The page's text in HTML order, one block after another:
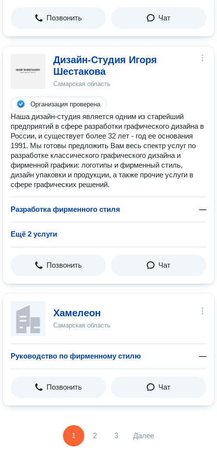
Позвонить Чат
Дизайн-Студия Игоря
Шестакова
Самарская область
Организация проверена
Наша дизайн-студия является одним из старейший
предприятий в сфере разработки графического дизайна в
России, и существует более 32 лет - год ее основания
1991. Мы готовы предложить Вам весь спектр услуг по
разработке классического графического дизайна и
фирменной графики: логотипы и фирменный стиль,
дизайн упаковки и продукции, а также прочие услуги в
сфере графических решений.
Разработка фирменного стиля —
Ещё 2 услуги
Позвонить Чат
Хамелеон
Самарская область
Руководство по фирменному стилю —
Позвонить Чат
1 2 3 Далее